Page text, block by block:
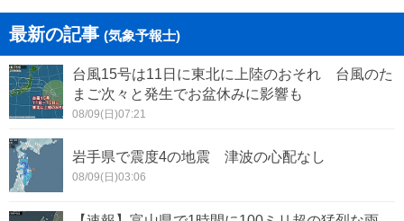
最新の記事 (気象予報士)
台風15号は11日に東北に上陸のおそれ 台風のた
まご次々と発生でお盆休みに影響も
08/09(日)07:21
岩手県で震度4の地震 津波の心配なし
08/09(日)03:06